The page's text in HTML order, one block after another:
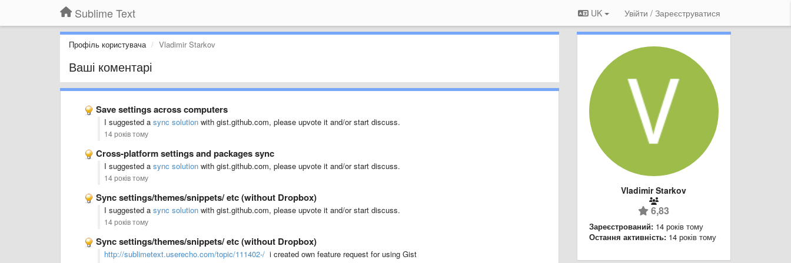
Sublime Text UK Увійти / Зареєструватися
Профіль користувача Vladimir Starkov
Ваші коментарі
Save settings across computers
I suggested a sync solution with gist.github.com, please upvote it and/or start discuss.
14 років тому
Cross-platform settings and packages sync
I suggested a sync solution with gist.github.com, please upvote it and/or start discuss.
14 років тому
Sync settings/themes/snippets/ etc (without Dropbox)
I suggested a sync solution with gist.github.com, please upvote it and/or start discuss.
14 років тому
Sync settings/themes/snippets/ etc (without Dropbox)
http://sublimetext.userecho.com/topic/111402-/ i created own feature request for using Gist
Vladimir Starkov
6,83
Зареєстрований: 14 років тому
Остання активність: 14 років тому